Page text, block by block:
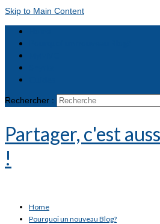
Skip to Main Content
Rechercher :
Partager, c'est
!
Home
Pourquoi un nouveau Blog?